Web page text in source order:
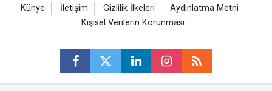
Künye İletişim Gizlilik İlkeleri
Aydınlatma Metni
Kişisel Verilerin Korunması